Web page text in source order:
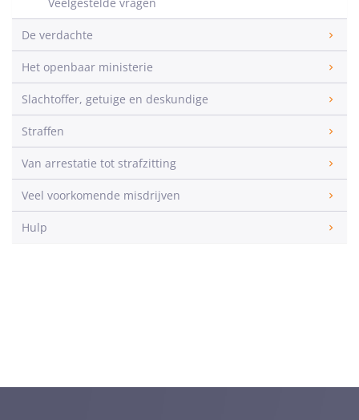
De verdachte
Het openbaar ministerie
Slachtoffer, getuige en deskundige
Straffen
Van arrestatie tot strafzitting
Veel voorkomende misdrijven
Hulp